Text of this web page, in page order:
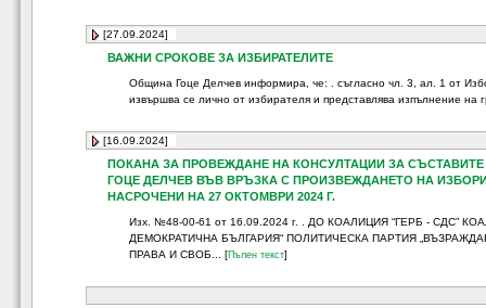
[27.09.2024]
ВАЖНИ СРОКОВЕ ЗА ИЗБИРАТЕЛИТЕ
Община Гоце Делчев информира, че: . съгласно чл. 3, ал. 1 от
извършва се лично от избирателя и представлява изпълнение на
[16.09.2024]
ПОКАНА ЗА ПРОВЕЖДАНЕ НА КОНСУЛТАЦИИ ЗА
ГОЦЕ ДЕЛЧЕВ ВЪВ ВРЪЗКА С ПРОИЗВЕЖДАНЕТО НА
НАСРОЧЕНИ НА 27 ОКТОМВРИ 2024 Г.
Изх. №48-00-61 от 16.09.2024 г. . ДО КОАЛИЦИЯ “ГЕРБ - СДС”
ДЕМОКРАТИЧНА БЪЛГАРИЯ“ ПОЛИТИЧЕСКА ПАРТИЯ
ПРАВА И СВОБ... [Пълен текст]